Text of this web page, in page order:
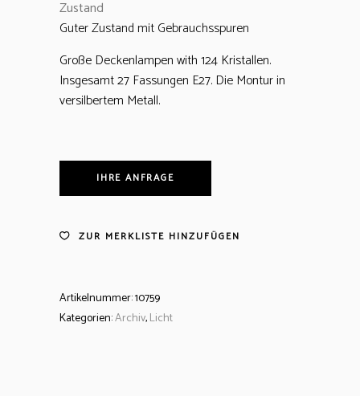
Zustand
Guter Zustand mit Gebrauchsspuren
Große Deckenlampen with 124 Kristallen.
Insgesamt 27 Fassungen E27. Die Montur in
versilbertem Metall.
IHRE ANFRAGE
ZUR MERKLISTE HINZUFÜGEN
Artikelnummer:10759
Kategorien:Archiv,Licht